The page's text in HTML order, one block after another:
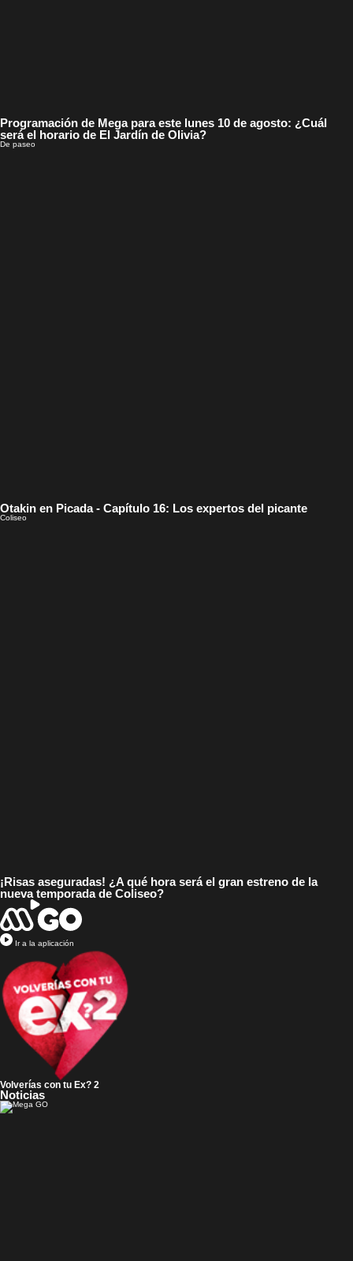
Programación de Mega para este lunes 10 de agosto: ¿Cuál
será el horario de El Jardín de Olivia?
De paseo
Otakin en Picada - Capítulo 16: Los expertos del picante
Coliseo
¡Risas aseguradas! ¿A qué hora será el gran estreno de la
nueva temporada de Coliseo?
Ir a la aplicación
Volverías con tu Ex? 2
Noticias